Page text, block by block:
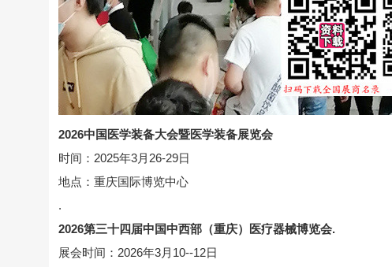
2026中国医学装备大会暨医学装备展览会
时间：2025年3月26-29日
地点：重庆国际博览中心
.
2026第三十四届中国中西部（重庆）医疗器械博览会.
展会时间：2026年3月10--12日